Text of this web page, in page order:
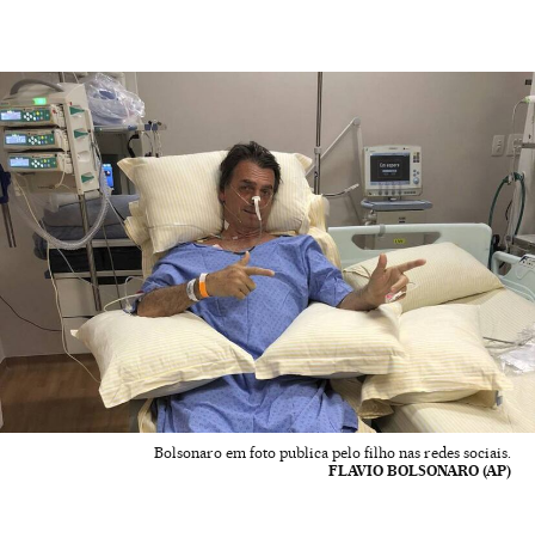
Bolsonaro em foto publica pelo filho nas redes sociais.
FLAVIO BOLSONARO (AP)